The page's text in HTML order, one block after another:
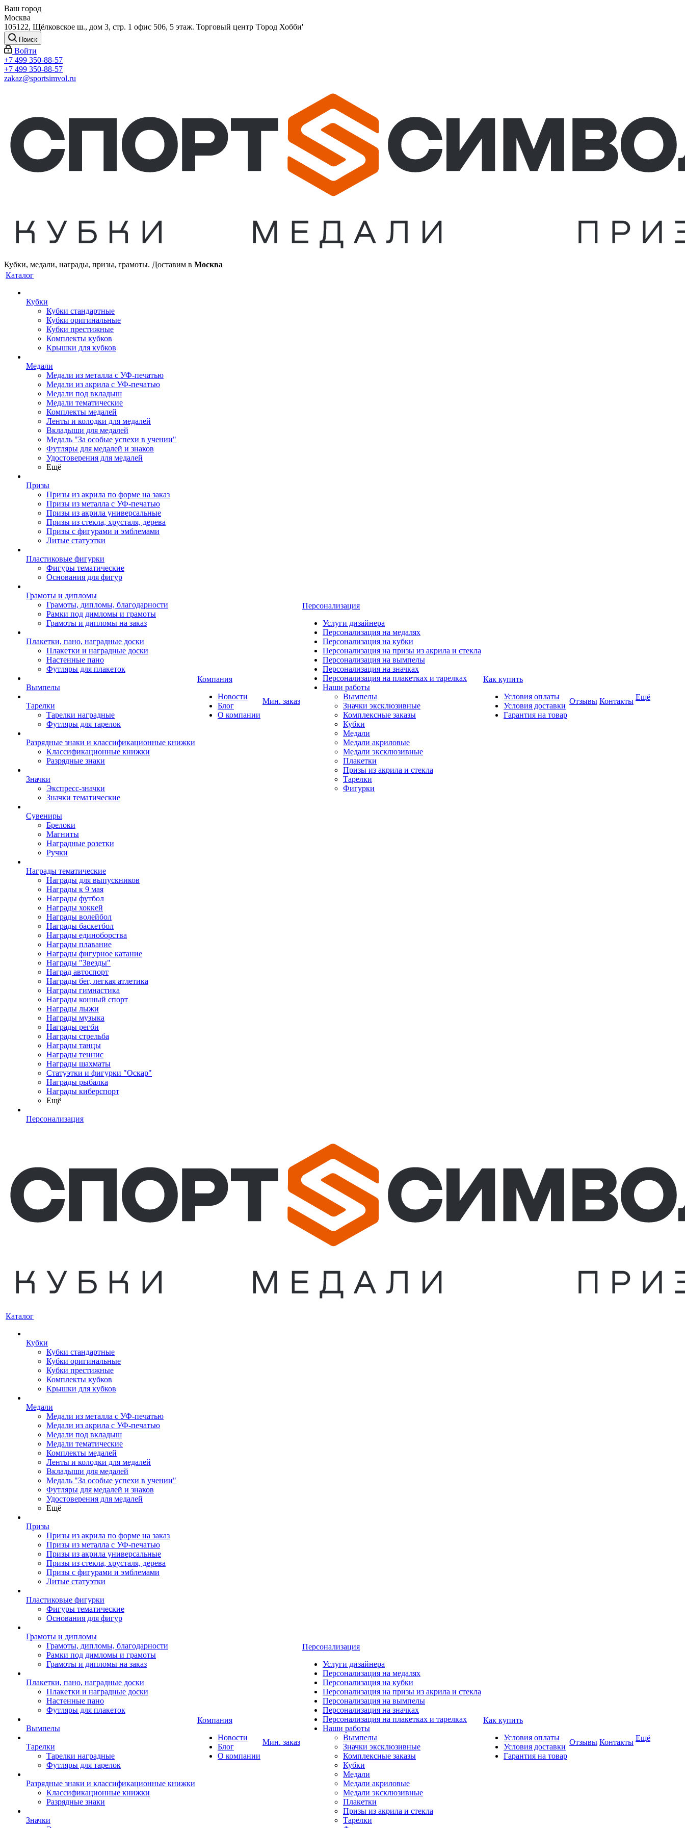
Ваш город
Москва
105122, Щёлковское ш., дом 3, стр. 1 офис 506, 5 этаж. Торговый центр 'Город Хобби'
Поиск
Войти
+7 499 350-88-57
+7 499 350-88-57
zakaz@sportsimvol.ru
Кубки, медали, награды, призы, грамоты. Доставим в Москва
Каталог
Кубки
Кубки стандартные
Кубки оригинальные
Кубки престижные
Комплекты кубков
Крышки для кубков
Медали
Медали из металла с УФ-печатью
Медали из акрила с УФ-печатью
Медали под вкладыш
Медали тематические
Комплекты медалей
Ленты и колодки для медалей
Вкладыши для медалей
Медаль "За особые успехи в учении"
Футляры для медалей и знаков
Удостоверения для медалей
Ещё
Призы
Призы из акрила по форме на заказ
Призы из металла с УФ-печатью
Призы из акрила универсальные
Призы из стекла, хрусталя, дерева
Призы с фигурами и эмблемами
Литые статуэтки
Пластиковые фигурки
Фигуры тематические
Основания для фигур
Грамоты и дипломы
Грамоты, дипломы, благодарности
Рамки под димломы и грамоты
Грамоты и дипломы на заказ
Плакетки, пано, наградные доски
Плакетки и наградные доски
Настенные пано
Футляры для плакеток
Вымпелы
Тарелки
Тарелки наградные
Футляры для тарелок
Разрядные знаки и классификационные книжки
Классификационные книжки
Разрядные знаки
Значки
Экспресс-значки
Значки тематические
Сувениры
Брелоки
Магниты
Наградные розетки
Ручки
Награды тематические
Награды для выпускников
Награды к 9 мая
Награды футбол
Награды хоккей
Награды волейбол
Награды баскетбол
Награды единоборства
Награды плавание
Награды фигурное катание
Награды "Звезды"
Наград автоспорт
Награды бег, легкая атлетика
Награды гимнастика
Награды конный спорт
Награды лыжи
Награды музыка
Награды регби
Награды стрельба
Награды танцы
Награды теннис
Награды шахматы
Статуэтки и фигурки "Оскар"
Награды рыбалка
Награды киберспорт
Ещё
Персонализация
Компания
Новости
Блог
О компании
Мин. заказ
Персонализация
Услуги дизайнера
Персонализация на медалях
Персонализация на кубки
Персонализация на призы из акрила и стекла
Персонализация на вымпелы
Персонализация на значках
Персонализация на плакетках и тарелках
Наши работы
Вымпелы
Значки эксклюзивные
Комплексные заказы
Кубки
Медали
Медали акриловые
Медали эксклюзивные
Плакетки
Призы из акрила и стекла
Тарелки
Фигурки
Как купить
Условия оплаты
Условия доставки
Гарантия на товар
Отзывы Контакты Ещё
Каталог
Кубки
Кубки стандартные
Кубки оригинальные
Кубки престижные
Комплекты кубков
Крышки для кубков
Медали
Медали из металла с УФ-печатью
Медали из акрила с УФ-печатью
Медали под вкладыш
Медали тематические
Комплекты медалей
Ленты и колодки для медалей
Вкладыши для медалей
Медаль "За особые успехи в учении"
Футляры для медалей и знаков
Удостоверения для медалей
Ещё
Призы
Призы из акрила по форме на заказ
Призы из металла с УФ-печатью
Призы из акрила универсальные
Призы из стекла, хрусталя, дерева
Призы с фигурами и эмблемами
Литые статуэтки
Пластиковые фигурки
Фигуры тематические
Основания для фигур
Грамоты и дипломы
Грамоты, дипломы, благодарности
Рамки под димломы и грамоты
Грамоты и дипломы на заказ
Плакетки, пано, наградные доски
Плакетки и наградные доски
Настенные пано
Футляры для плакеток
Вымпелы
Тарелки
Тарелки наградные
Футляры для тарелок
Разрядные знаки и классификационные книжки
Классификационные книжки
Разрядные знаки
Значки
Компания
Новости
Блог
О компании
Мин. заказ
Персонализация
Услуги дизайнера
Персонализация на медалях
Персонализация на кубки
Персонализация на призы из акрила и стекла
Персонализация на вымпелы
Персонализация на значках
Персонализация на плакетках и тарелках
Наши работы
Вымпелы
Значки эксклюзивные
Комплексные заказы
Кубки
Медали
Медали акриловые
Медали эксклюзивные
Плакетки
Призы из акрила и стекла
Тарелки
Как купить
Условия оплаты
Условия доставки
Гарантия на товар
Отзывы Контакты Ещё